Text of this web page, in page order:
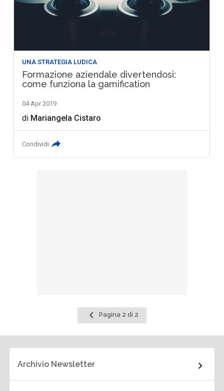
UNA STRATEGIA LUDICA
Formazione aziendale divertendosi:
come funziona la gamification
04 Apr 2019
di Mariangela Cistaro
Condividi
Pagina
precedente
Pagina 2 di 2
Archivio Newsletter